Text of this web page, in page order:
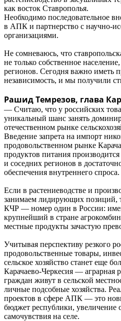
как восток Ставрополья.
Необходимо последовательное
в АПК и партнерство с научно-
организациями.
Не сомневаюсь, что
не только собственное
регионов. Сегодня важно иметь
независимость, и мы получили
Рашид Темрезов, глава
— Считаю, что у российских
уникальный шанс занять
отечественном рынке
Введение запрета на импорт
продовольственном рынке
продуктов питания
и соседних регионов в
обеспечения внутреннего спроса.
Если в растениеводстве и
занимаем лидирующих позиций,
КЧР — номер один в России:
крупнейший в стране
местные продукты зачастую
Учитывая перспективу резкого
продовольственные товары,
сельское хозяйство станет еще
Карачаево-Черкесия — аграрная
граждан живут в сельской
личные подсобные хозяйства.
проектов в сфере АПК — это
бюджет республики, увеличение
самочувствия на селе.